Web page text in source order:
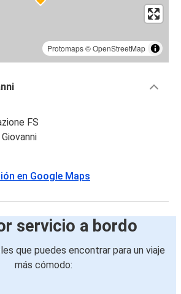
Protomaps©OpenStreetMap
FS
en Google Maps
servicio a bordo
que puedes encontrar para un viaje
más cómodo: